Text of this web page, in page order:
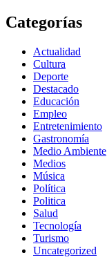
Categorías
Actualidad
Cultura
Deporte
Destacado
Educación
Empleo
Entretenimiento
Gastronomía
Medio Ambiente
Medios
Música
Política
Politica
Salud
Tecnología
Turismo
Uncategorized